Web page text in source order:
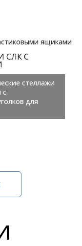
СЛК С
стеллажи
с
для